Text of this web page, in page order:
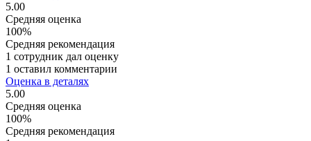
5.00
Средняя оценка
100%
Средняя рекомендация
1 сотрудник дал оценку
1 оставил комментарии
Оценка в деталях
5.00
Средняя оценка
100%
Средняя рекомендация